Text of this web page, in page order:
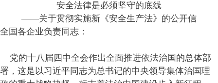
安全法律是必须坚守的底线
——关于贯彻实施新《安全生产法》的公开信
全国各企业负责同志：
党的十八届四中全会作出全面推进依法治国的总体部
署，这是以习近平同志为总书记的中央领导集体治国理